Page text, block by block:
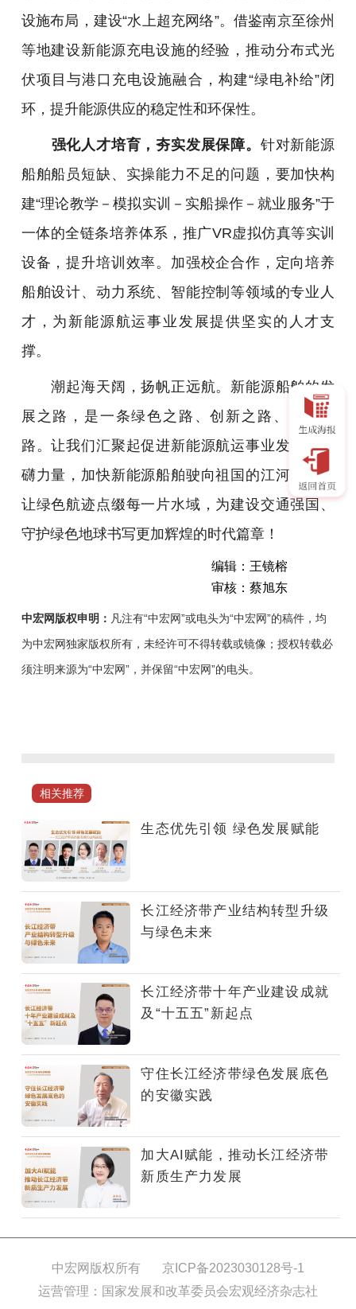
设施布局，建设“水上超充网络”。借鉴南京至徐州
等地建设新能源充电设施的经验，推动分布式光
伏项目与港口充电设施融合，构建“绿电补给”闭
环，提升能源供应的稳定性和环保性。
强化人才培育，夯实发展保障。 针对新能源
船舶船员短缺、实操能力不足的问题，要加快构
建“理论教学－模拟实训－实船操作－就业服务”于
一体的全链条培养体系，推广VR虚拟仿真等实训
设备，提升培训效率。加强校企合作，定向培养
船舶设计、动力系统、智能控制等领域的专业人
才，为新能源航运事业发展提供坚实的人才支
撑。
潮起海天阔，扬帆正远航。新能源船舶的发
展之路，是一条绿色之路、创新之路、强国之
路。让我们汇聚起促进新能源航运事业发展的磅
礴力量，加快新能源船舶驶向祖国的江河湖海，
让绿色航迹点缀每一片水域，为建设交通强国、
守护绿色地球书写更加辉煌的时代篇章！
编辑：王镜榕
审核：蔡旭东
中宏网版权申明： 凡注有“中宏网”或电头为“中宏网”的稿件，均
为中宏网独家版权所有，未经许可不得转载或镜像；授权转载必
须注明来源为“中宏网”，并保留“中宏网”的电头。
先
领
绿
色
发
展
赋
能
——
长
江
经
济
带
高
质
量
的
战
题，
相关推荐
生态优先引领 绿色发展赋能
长江经济带产业结构转型升级
与绿色未来
长江经济带十年产业建设成就
及“十五五”新起点
守住长江经济带绿色发展底色
的安徽实践
加大AI赋能，推动长江经济带
新质生产力发展
中宏网版权所有
京ICP备2023030128号-1
运营管理：国家发展和改革委员会宏观经济杂志社